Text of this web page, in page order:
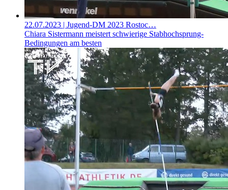
22.07.2023 | Jugend-DM 2023 Rostoc…
Chiara Sistermann meistert schwierige Stabhochsprung-
Bedingungen am besten